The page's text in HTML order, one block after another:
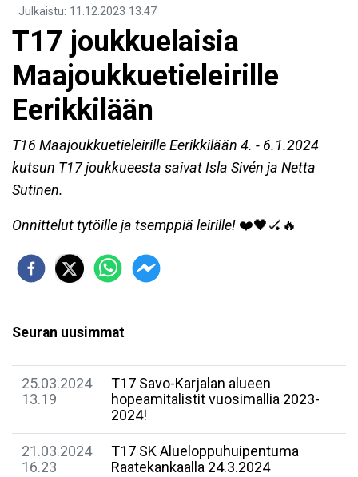
Julkaistu: 11.12.2023 13.47
T17 joukkuelaisia
Maajoukkuetieleirille
Eerikkilään
T16 Maajoukkuetieleirille Eerikkilään 4. - 6.1.2024
kutsun T17 joukkueesta saivat Isla Sivén ja Netta
Sutinen.
Onnittelut tytöille ja tsemppiä leirille! ❤️🖤🏑🔥
Seuran uusimmat
25.03.2024
13.19
T17 Savo-Karjalan alueen
hopeamitalistit vuosimallia 2023-
2024!
21.03.2024
16.23
T17 SK Alueloppuhuipentuma
Raatekankaalla 24.3.2024